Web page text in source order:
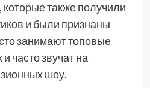
также получили
и были признаны
занимают топовые
часто звучат на
шоу.